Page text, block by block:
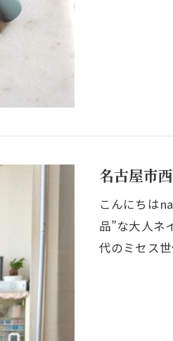
名古屋市
こんにちは
品”な大人ネ
代のミセス